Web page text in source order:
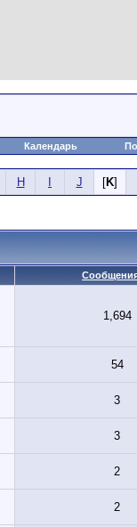
Календарь
H J [K]
1,694
54
3
3
2
2